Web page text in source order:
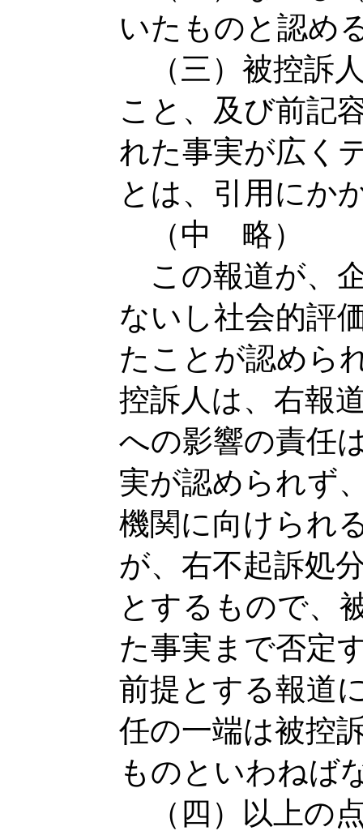
いたものと認め
（三）被控訴
こと、及び前記
れた事実が広く
とは、引用にか
（中 略）
この報道が、
ないし社会的評
たことが認めら
控訴人は、右報
への影響の責任
実が認められず
機関に向けられ
が、右不起訴処
とするもので、
た事実まで否定
前提とする報道
任の一端は被控
ものといわねば
（四）以上の